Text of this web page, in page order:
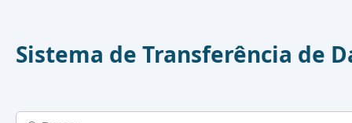
Sistema de Transferência de